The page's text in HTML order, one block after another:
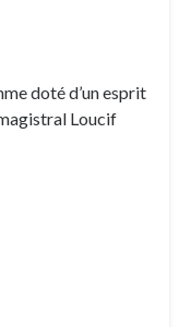
doté d’un esprit
Loucif